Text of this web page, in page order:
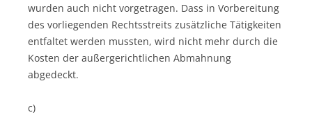
wurden auch nicht vorgetragen. Dass in Vorbereitung
des vorliegenden Rechtsstreits zusätzliche Tätigkeiten
entfaltet werden mussten, wird nicht mehr durch die
Kosten der außergerichtlichen Abmahnung
abgedeckt.
c)